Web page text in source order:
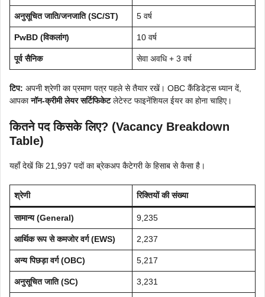
अनुसूचित जाति/जनजाति (SC/ST) 5 वर्ष
PwBD (विकलांग) 10 वर्ष
पूर्व सैनिक सेवा अवधि + 3 वर्ष
टिप: अपनी श्रेणी का प्रमाण पत्र पहले से तैयार रखें। OBC कैंडिडेट्स ध्यान दें,
आपकानॉन-क्रीमी लेयर सर्टिफिकेटलेटेस्ट फाइनेंशियल ईयर का होना चाहिए।
कितने पद किसके लिए? (Vacancy Breakdown
Table)
यहाँ देखें कि 21,997 पदों का ब्रेकअप कैटेगरी के हिसाब से कैसा है।
श्रेणी रिक्तियों की संख्या
सामान्य (General) 9,235
आर्थिक रूप से कमजोर वर्ग (EWS) 2,237
अन्य पिछड़ा वर्ग (OBC) 5,217
अनुसूचित जाति (SC) 3,231